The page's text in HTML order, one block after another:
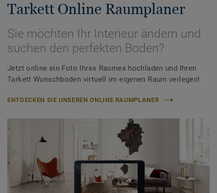
Tarkett Online Raumplaner
Sie möchten Ihr Interieur ändern und
suchen den perfekten Boden?
Jetzt online ein Foto Ihres Raumes hochladen und Ihren
Tarkett Wunschboden virtuell im eigenen Raum verlegen!
ENTDECKEN SIE UNSEREN ONLINE RAUMPLANER